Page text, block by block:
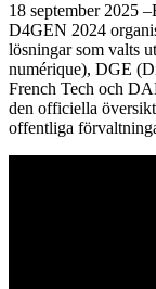
18 september 2025
D4GEN 2024
lösningar som valts
numérique), DGE
French Tech och
den officiella
offentliga